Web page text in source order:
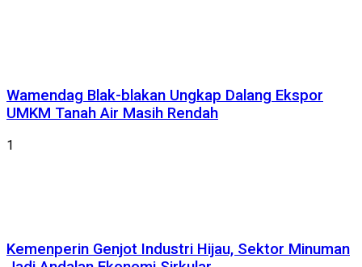
Wamendag Blak-blakan Ungkap Dalang Ekspor
UMKM Tanah Air Masih Rendah
1
Kemenperin Genjot Industri Hijau, Sektor Minuman